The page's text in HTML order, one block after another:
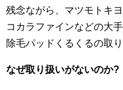
残念ながら、マツモトキ
コカラファインなどの大
除毛パッドくるくるの取
なぜ取り扱いがないのか?